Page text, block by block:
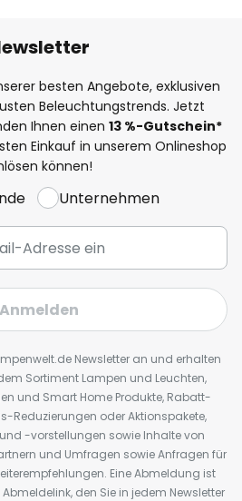
besten Angebote, exklusiven
Beleuchtungstrends. Jetzt
Ihnen einen 13 %-Gutschein*
Einkauf in unserem Onlineshop
können!
Unternehmen
Anmelden
Newsletter an und erhalten
Sortiment Lampen und Leuchten,
und Smart Home Produkte, Rabatt-
Reduzierungen oder Aktionspakete,
-vorstellungen sowie Inhalte von
und Umfragen sowie Anfragen für
Eine Abmeldung ist
den Sie in jedem Newsletter